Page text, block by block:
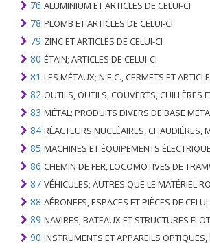
76 ALUMINIUM ET ARTICLES DE CELUI-CI
78 PLOMB ET ARTICLES DE CELUI-CI
79 ZINC ET ARTICLES DE CELUI-CI
80 ÉTAIN; ARTICLES DE CELUI-CI
81 LES MÉTAUX; N.E.C., CERMETS ET
82 OUTILS, OUTILS, COUVERTS, CUILLÈRES ET FOURCHES DE MÉTAUX DE BASE;
83 MÉTAL; PRODUITS DIVERS DE BASE
84 RÉACTEURS NUCLÉAIRES, CHAUDIÈRES, MACHINES ET APPAREILS
85 MACHINES ET ÉQUIPEMENTS ÉLECTRIQUES ET LEURS PARTIES; ENREGISTREURS ET REPRODUCTEURS SONORES; APPAREILS D'ENREGISTREMENT OU DE REPRODUCTION DES
86 CHEMIN DE FER, LOCOMOTIVES DE TRAMWAY, MATÉRIEL ROULANT ET LEURS PARTIES; RACCORDS DE CHEMIN DE FER OU DE TRAMWAY ET RACCORDS ET PIÈCES DE CELLES-CI; ÉQUIPEMENT DE
87 VÉHICULES; AUTRES QUE LE MATÉRIEL ROULANT DE CHEMIN DE FER OU DE
88 AÉRONEFS, ESPACES ET PIÈCES DE
89 NAVIRES, BATEAUX ET STRUCTURES
90 INSTRUMENTS ET APPAREILS OPTIQUES, PHOTOGRAPHIQUES, CINÉMATOGRAPHIQUES, DE MESURE, DE CONTRÔLE, DE